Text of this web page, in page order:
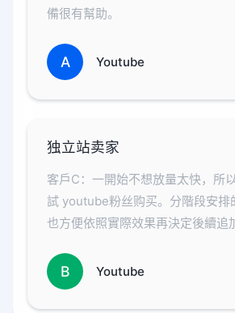
備很有幫助。
A Youtube
独立站卖家
客戶C：一開始不想放量太快，所
試 youtube粉丝购买。分階段安排
也方便依照實際效果再決定後續追
B Youtube